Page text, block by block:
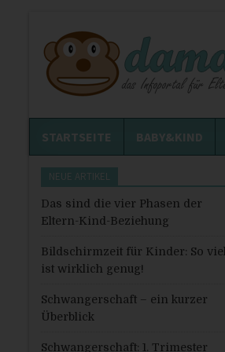
STARTSEITE BABY&KIND
NEUE ARTIKEL
Das sind die vier Phasen der
Eltern-Kind-Beziehung
Bildschirmzeit für Kinder: So viel
ist wirklich genug!
Schwangerschaft – ein kurzer
Überblick
Schwangerschaft: 1. Trimester